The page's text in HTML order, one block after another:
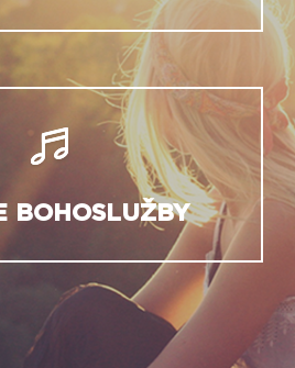
BOHOSLUŽBY